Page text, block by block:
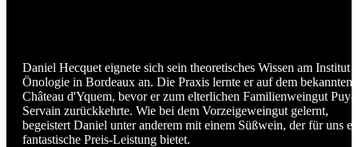
Daniel Hecquet eignete sich sein theoretisches Wissen am Institut
Önologie in Bordeaux an. Die Praxis lernte er auf dem bekannten
Château d'Yquem, bevor er zum elterlichen Familienweingut Puy-
Servain zurückkehrte. Wie bei dem Vorzeigeweingut gelernt,
begeistert Daniel unter anderem mit einem Süßwein, der für uns
fantastische Preis-Leistung bietet.